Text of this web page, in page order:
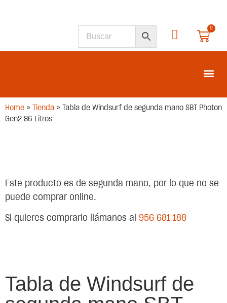
0
Home » Tienda »
Tabla de Windsurf de segunda mano SBT Photon
Gen2 86 Litros
Este producto es de segunda mano, por lo que no se
puede comprar online.
Si quieres comprarlo llámanos al 956 681 188
Tabla de Windsurf de